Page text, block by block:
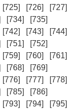
[725] [726]
[727]
[734]
[735]
[742] [743]
[744]
[751]
[752]
[759] [760]
[761]
[768]
[769]
[776] [777]
[778]
[785]
[786]
[793] [794]
[795]